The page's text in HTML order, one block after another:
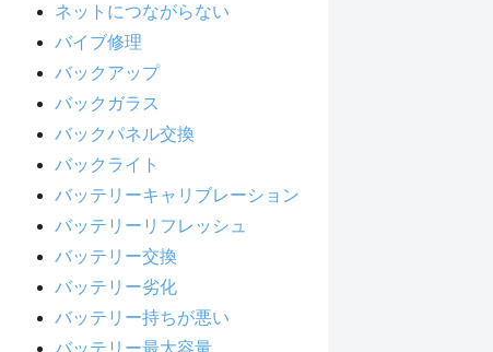
ネットにつながらない
バイブ修理
バックアップ
バックガラス
バックパネル交換
バックライト
バッテリーキャリブレーション
バッテリーリフレッシュ
バッテリー交換
バッテリー劣化
バッテリー持ちが悪い
バッテリー最大容量